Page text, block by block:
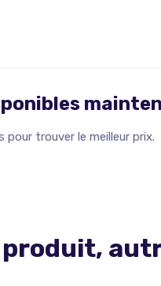
trouver le meilleur prix.
produit,